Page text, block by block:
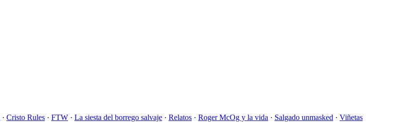
· Cristo Rules · FTW · La siesta del borrego salvaje · Relatos · Roger McOg y la vida · Salgado unmasked · Viñetas